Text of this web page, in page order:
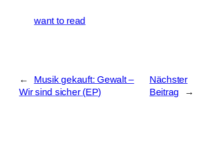
want to read
←
Musik gekauft: Gewalt –
Wir sind sicher (EP)
Nächster
Beitrag
→